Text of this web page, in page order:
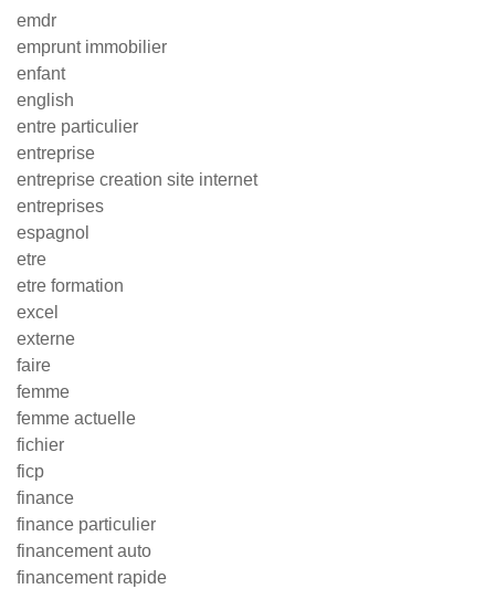
emdr
emprunt immobilier
enfant
english
entre particulier
entreprise
entreprise creation site internet
entreprises
espagnol
etre
etre formation
excel
externe
faire
femme
femme actuelle
fichier
ficp
finance
finance particulier
financement auto
financement rapide